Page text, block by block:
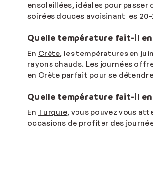
ensoleillées, idéales pour
soirées douces avoisinant les 20-
Quelle température fait-il en
En Crète, les températures en
rayons chauds. Les journées
en Crète parfait pour se
Quelle température fait-il en
En Turquie, vous pouvez vous
occasions de profiter des